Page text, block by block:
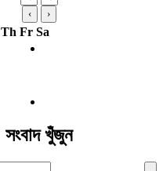
‹ ›
Th Fr Sa
সংবাদ খুঁজুন